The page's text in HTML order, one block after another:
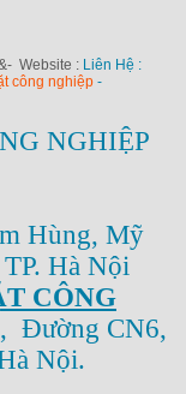
Website : Liên Hệ :
công nghiệp -
NGHIỆP
Hùng, Mỹ
Hà Nội
CÔNG
Đường CN6,
Nội.